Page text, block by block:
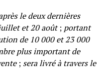
le deux dernières
et 20 août; portant
de 10 000 et 23 000
plus important de
; sera livré à travers le